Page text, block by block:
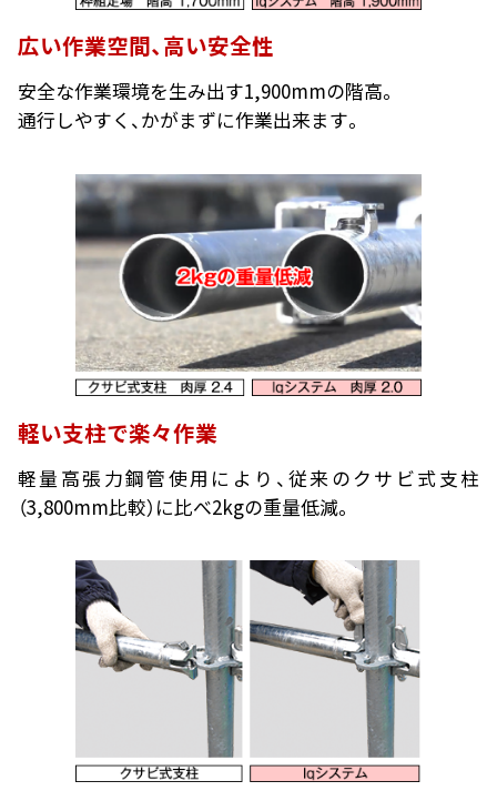
広い作業空間、高い安全性
安全な作業環境を生み出す1,900mmの階高。
通行しやすく、かがまずに作業出来ます。
軽い支柱で楽々作業
軽量高張力鋼管使用により、従来のクサビ式支柱
（3,800mm比較）に比べ2kgの重量低減。